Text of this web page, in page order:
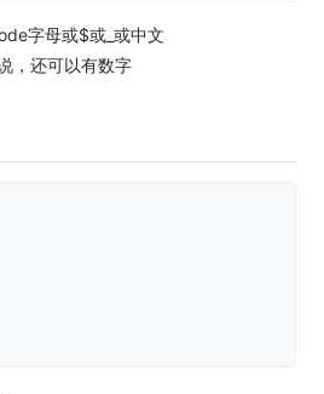
字母或$或_或中文
，还可以有数字